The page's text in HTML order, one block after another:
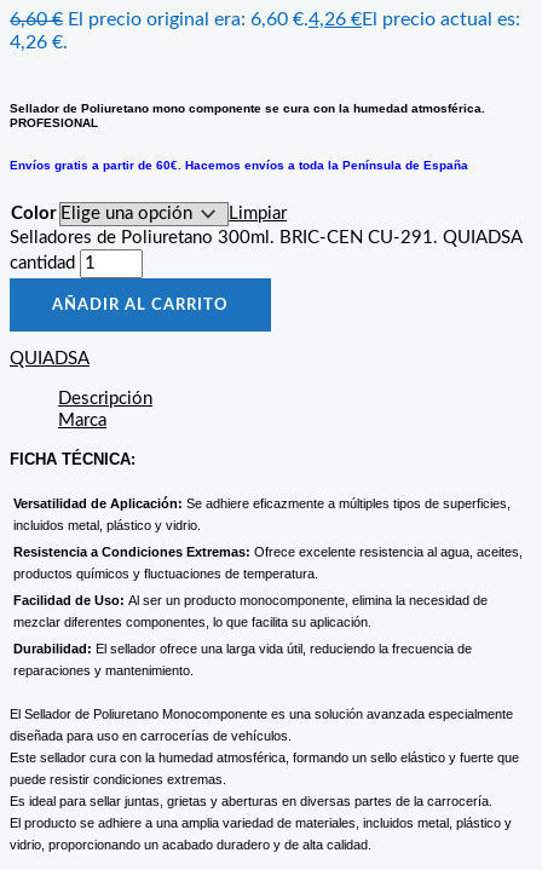
6,60€ El precio original era: 6,60 €.4,26 €El precio actual es:
4,26 €.
Sellador de Poliuretano mono componente se cura con la humedad atmosférica.
PROFESIONAL
Envíos gratis a partir de 60€. Hacemos envíos a toda la Península de España
Color
Limpiar
Selladores de Poliuretano 300ml. BRIC-CEN CU-291. QUIADSA
cantidad
AÑADIR AL CARRITO
QUIADSA
Descripción
Marca
FICHA TÉCNICA:
Versatilidad de Aplicación: Se adhiere eficazmente a múltiples tipos de superficies,
incluidos metal, plástico y vidrio.
Resistencia a Condiciones Extremas: Ofrece excelente resistencia al agua, aceites,
productos químicos y fluctuaciones de temperatura.
Facilidad de Uso: Al ser un producto monocomponente, elimina la necesidad de
mezclar diferentes componentes, lo que facilita su aplicación.
Durabilidad: El sellador ofrece una larga vida útil, reduciendo la frecuencia de
reparaciones y mantenimiento.
El Sellador de Poliuretano Monocomponente es una solución avanzada especialmente
diseñada para uso en carrocerías de vehículos.
Este sellador cura con la humedad atmosférica, formando un sello elástico y fuerte que
puede resistir condiciones extremas.
Es ideal para sellar juntas, grietas y aberturas en diversas partes de la carrocería.
El producto se adhiere a una amplia variedad de materiales, incluidos metal, plástico y
vidrio, proporcionando un acabado duradero y de alta calidad.